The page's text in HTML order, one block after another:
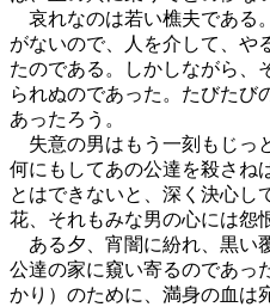
哀れなのは若い樵夫である
がないので、人を介して、や
たのである。しかしながら、
られぬのであった。たびたび
あったろう。
失意の男はもう一刻もじっ
何にもしてあの公達を殺さね
とはできないと、深く決心し
花、それもみな男の心には怨
ある夕、宵闇に紛れ、黒い
公達の家に窺い寄るのであっ
かり）のために、満身の血は